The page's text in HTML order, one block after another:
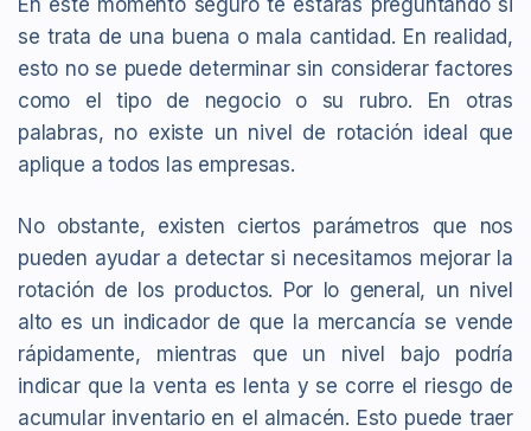
se trata de una buena o mala cantidad. En realidad,
esto no se puede determinar sin considerar factores
como el tipo de negocio o su rubro. En otras
palabras, no existe un nivel de rotación ideal que
aplique a todos las empresas.
No obstante, existen ciertos parámetros que nos
pueden ayudar a detectar si necesitamos mejorar la
rotación de los productos. Por lo general, un nivel
alto es un indicador de que la mercancía se vende
rápidamente, mientras que un nivel bajo podría
indicar que la venta es lenta y se corre el riesgo de
acumular inventario en el almacén. Esto puede traer